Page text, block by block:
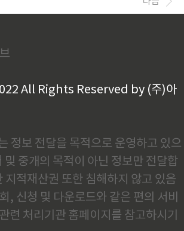
와 ..
철소가 한국 최초의 근대식 제
강산업의 역사를 제대로 이해
펴봐야 한다는 생각이 듭니다.
세워진 겸이포제철소는 일본
근대식 제철소..
All Rights Reserved by (주)아
정보 전달을 목적으로 운영하고 있으
및 중개의 목적이 아닌 정보만 전달합
지적재산권 또한 침해하지 않고 있음
, 신청 및 다운로드와 같은 편의 서비
련 처리기관 홈페이지를 참고하시기